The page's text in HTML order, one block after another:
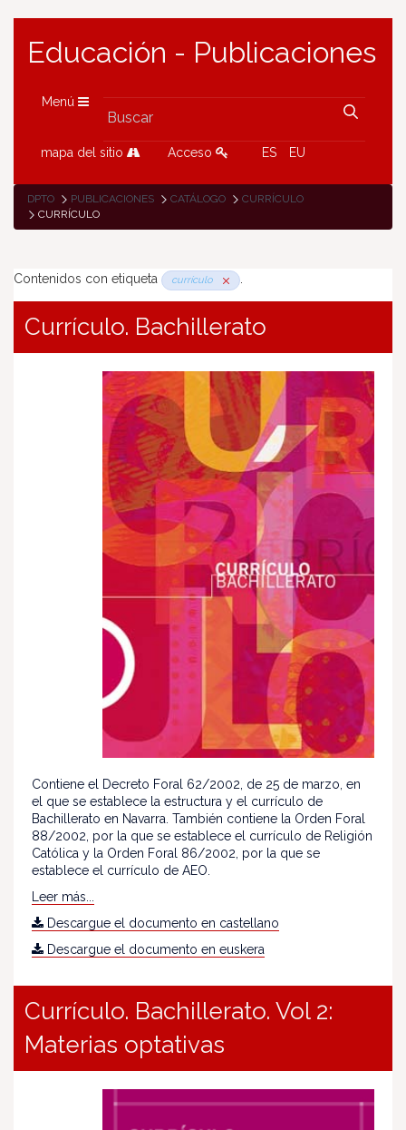
Educación - Publicaciones
Menú
mapa del sitio Acceso ES EU
DPTO PUBLICACIONES CATÁLOGO
CURRÍCULO
CURRÍCULO
Contenidos con etiqueta currículo .
Currículo. Bachillerato
Contiene el Decreto Foral 62/2002, de 25 de marzo, en
el que se establece la estructura y el currículo de
Bachillerato en Navarra. También contiene la Orden Foral
88/2002, por la que se establece el currículo de Religión
Católica y la Orden Foral 86/2002, por la que se
establece el currículo de AEO.
Leer más...
Descargue el documento en castellano
Descargue el documento en euskera
Currículo. Bachillerato. Vol 2:
Materias optativas